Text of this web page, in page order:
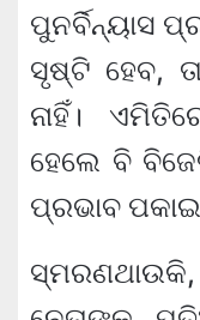
ପୁନର୍ବିନ୍ୟାସ
ସୃଷ୍ଟି ହେବ,
ନାହିଁ।
ହେଲେ ବି
ପ୍ରଭାବ